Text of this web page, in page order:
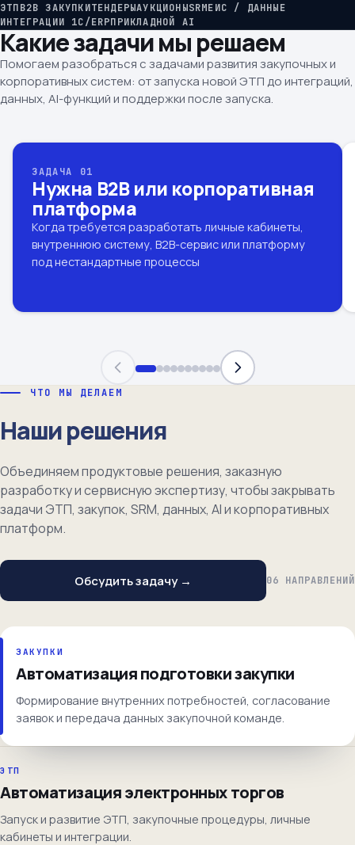
ЭТПB2B ЗАКУПКИТЕНДЕРЫАУКЦИОНЫSRMЕИС / ДАННЫЕ
ИНТЕГРАЦИИ 1C/ERPПРИКЛАДНОЙ AI
Какие задачи мы решаем
Помогаем разобраться с задачами развития закупочных и
корпоративных систем: от запуска новой ЭТП до интеграций,
данных, AI-функций и поддержки после запуска.
ЗАДАЧА 01
Нужна B2B или корпоративная
платформа
Когда требуется разработать личные кабинеты,
внутреннюю систему, B2B-сервис или платформу
под нестандартные процессы
ЧТО МЫ ДЕЛАЕМ
Наши решения
Объединяем продуктовые решения, заказную
разработку и сервисную экспертизу, чтобы закрывать
задачи ЭТП, закупок, SRM, данных, AI и корпоративных
платформ.
Обсудить задачу → 06 НАПРАВЛЕНИЙ
ЗАКУПКИ
Автоматизация подготовки закупки
Формирование внутренних потребностей, согласование
заявок и передача данных закупочной команде.
ЭТП
Автоматизация электронных торгов
Запуск и развитие ЭТП, закупочные процедуры, личные
кабинеты и интеграции.